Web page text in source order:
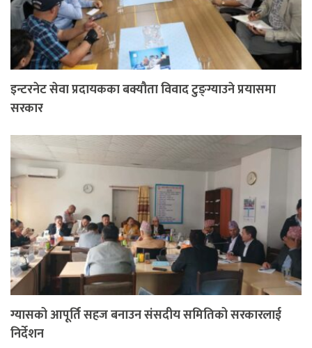
इन्टरनेट सेवा प्रदायकका बक्यौता विवाद टुङ्ग्याउने प्रयासमा
सरकार
ग्यासको आपूर्ति सहज बनाउन संसदीय समितिको सरकारलाई
निर्देशन